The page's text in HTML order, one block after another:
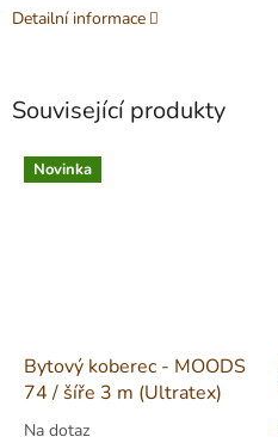
Detailní informace
Související produkty
Novinka
Bytový koberec - MOODS
74 / šíře 3 m (Ultratex)
Na dotaz